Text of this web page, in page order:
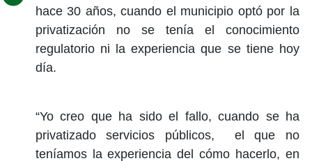
hace 30 años, cuando el municipio optó por la
privatización no se tenía el conocimiento
regulatorio ni la experiencia que se tiene hoy
día.
“Yo creo que ha sido el fallo, cuando se ha
privatizado servicios públicos, el que no
teníamos la experiencia del cómo hacerlo, en